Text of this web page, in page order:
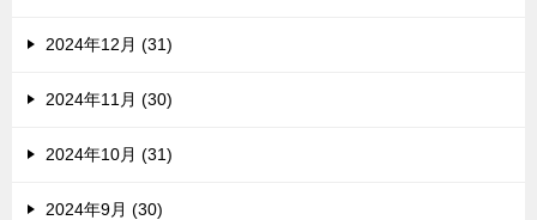
2024年12月 (31)
2024年11月 (30)
2024年10月 (31)
2024年9月 (30)